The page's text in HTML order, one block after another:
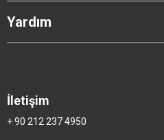
Yardım
İletişim
+ 90 212 237 4950